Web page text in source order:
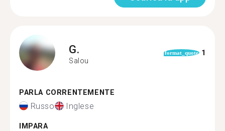
G.
Salou
format_quote 1
PARLA CORRENTEMENTE
Russo Inglese
IMPARA